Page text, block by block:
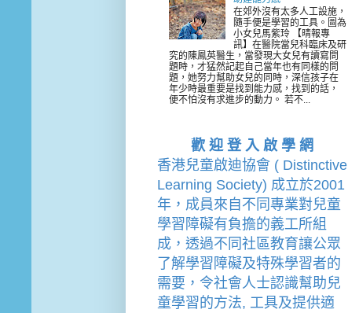
在郊外沒有太多人工設施，
隨手便是學習的工具。圖為
小女兒馬紫玲 【晴報專
訊】在醫院當兒科臨床及研
究的陳鳳英醫生，當發現大女兒有讀寫問
題時，才猛然記起自己當年也有同樣的問
題，她努力幫助女兒的同時，深信孩子在
年少時最重要是找到能力感，找到的話，
便不怕沒有求進步的動力。 若不...
歡 迎 登 入 啟 學 網
香港兒童啟迪協會 ( Distinctive
Learning Society) 成立於2001
年，成員來自不同專業對兒童
學習障礙有負擔的義工所組
成，透過不同社區教育讓公眾
了解學習障礙及特殊學習者的
需要，令社會人士認識幫助兒
童學習的方法, 工具及提供適